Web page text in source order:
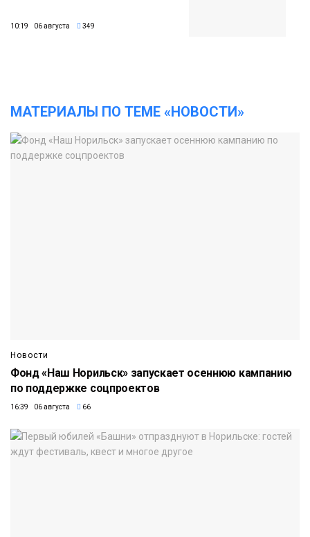
10:19 06 августа 349
МАТЕРИАЛЫ ПО ТЕМЕ «НОВОСТИ»
Новости
Фонд «Наш Норильск» запускает осеннюю кампанию
по поддержке соцпроектов
16:39 06 августа 66